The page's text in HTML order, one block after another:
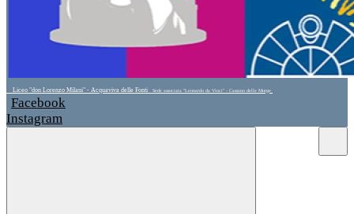
Liceo "don Lorenzo Milani" - Acquaviva delle Fonti Sede associata "Leonardo da Vinci" - Cassano delle Murge
Facebook
Instagram